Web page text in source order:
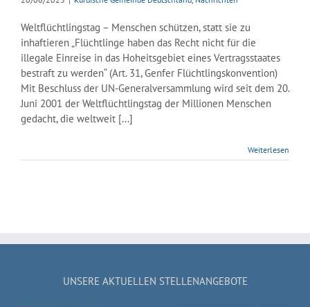
Weltflüchtlingstag – Menschen schützen, statt sie zu
inhaftieren „Flüchtlinge haben das Recht nicht für die
illegale Einreise in das Hoheitsgebiet eines Vertragsstaates
bestraft zu werden“ (Art. 31, Genfer Flüchtlingskonvention)
Mit Beschluss der UN-Generalversammlung wird seit dem 20.
Juni 2001 der Weltflüchtlingstag der Millionen Menschen
gedacht, die weltweit [...]
Weiterlesen
UNSERE AKTUELLEN STELLENANGEBOTE